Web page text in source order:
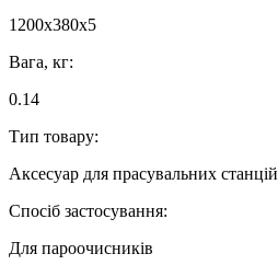
1200х380х5
Вага, кг:
0.14
Тип товару:
Аксесуар для прасувальних станцій
Спосіб застосування:
Для пароочисників